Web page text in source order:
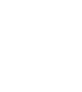
1200х600мм,